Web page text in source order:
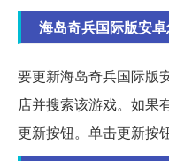
海岛奇兵国际版安
要更新海岛奇兵国际版
店并搜索该游戏。如果
更新按钮。单击更新按